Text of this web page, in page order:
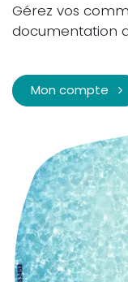
Gérez vos
documentation
Mon compte